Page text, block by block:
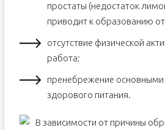
простаты (недостаток
приводит к образованию
отсутствие физической
работа;
пренебрежение
здорового питания.
В зависимости от причины